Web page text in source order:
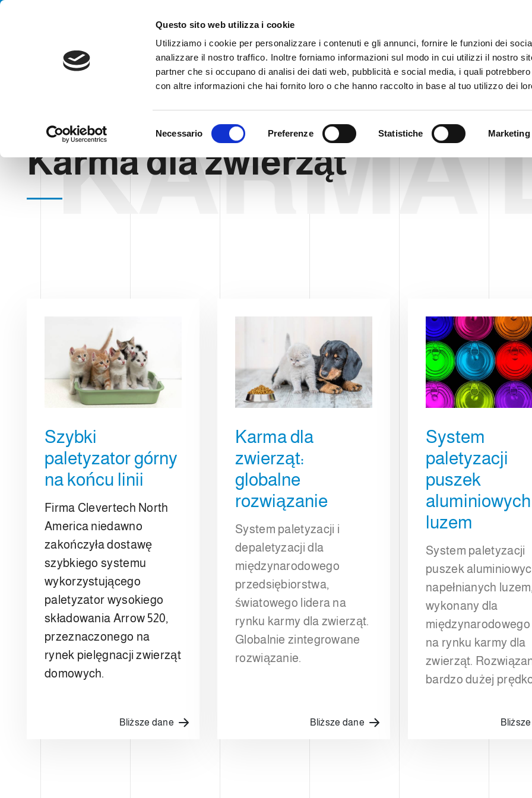
Questo sito web utilizza i cookie
Utilizziamo i cookie per personalizzare i contenuti e gli annunci, fornire le funzioni dei
analizzare il nostro traffico. Inoltre forniamo informazioni sul modo in cui utilizzi il nostro
partner che si occupano di analisi dei dati web, pubblicità e social media, i quali
con altre informazioni che hai fornito loro o che hanno raccolto in base al tuo utilizzo dei
e
e
s
o
Necessario Preferenze Statistiche Marketing
AGENCJA PRODUKTY WIDEO BLOG HISTORIA PRZYPADKU
Karma dla zwierząt
KARMA
Szybki
paletyzator górny
na końcu linii
Firma Clevertech North
America niedawno
zakończyła dostawę
szybkiego systemu
wykorzystującego
paletyzator wysokiego
składowania Arrow 520,
przeznaczonego na
rynek pielęgnacji zwierząt
domowych.
Bliższe dane
Karma dla
zwierząt:
globalne
rozwiązanie
System paletyzacji i
depaletyzacji dla
międzynarodowego
przedsiębiorstwa,
światowego lidera na
rynku karmy dla zwierząt.
Globalnie zintegrowane
rozwiązanie.
Bliższe dane
System
paletyzacji
puszek
aluminiowych
luzem
System paletyzacji
puszek
napełnianych
wykonany dla
na rynku karmy dla
zwierząt.
bardzo dużej